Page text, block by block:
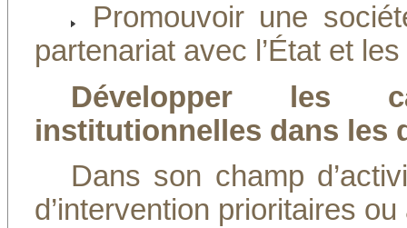
Promouvoir une
partenariat avec l’État et
Développer les
institutionnelles dans les
Dans son champ
d’intervention prioritaires